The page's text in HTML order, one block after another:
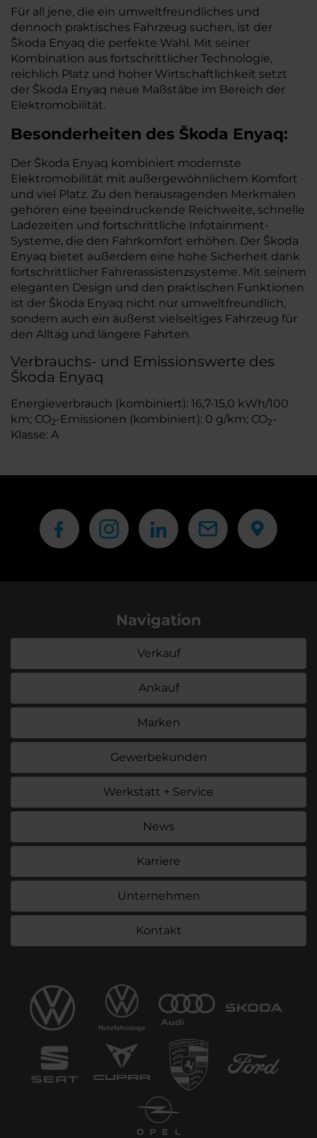
Für all jene, die ein umweltfreundliches und
dennoch praktisches Fahrzeug suchen, ist der
Škoda Enyaq die perfekte Wahl. Mit seiner
Kombination aus fortschrittlicher Technologie,
reichlich Platz und hoher Wirtschaftlichkeit setzt
der Škoda Enyaq neue Maßstäbe im Bereich der
Elektromobilität.
Besonderheiten des Škoda Enyaq:
Der Škoda Enyaq kombiniert modernste
Elektromobilität mit außergewöhnlichem Komfort
und viel Platz. Zu den herausragenden Merkmalen
gehören eine beeindruckende Reichweite, schnelle
Ladezeiten und fortschrittliche Infotainment-
Systeme, die den Fahrkomfort erhöhen. Der Škoda
Enyaq bietet außerdem eine hohe Sicherheit dank
fortschrittlicher Fahrerassistenzsysteme. Mit seinem
eleganten Design und den praktischen Funktionen
ist der Škoda Enyaq nicht nur umweltfreundlich,
sondern auch ein äußerst vielseitiges Fahrzeug für
den Alltag und längere Fahrten.
Verbrauchs- und Emissionswerte des
Škoda Enyaq
Energieverbrauch (kombiniert): 16,7-15,0 kWh/100
km; CO2-Emissionen (kombiniert): 0 g/km; CO2-
Klasse: A
Navigation
Verkauf
Ankauf
Marken
Gewerbekunden
Werkstatt + Service
News
Karriere
Unternehmen
Kontakt